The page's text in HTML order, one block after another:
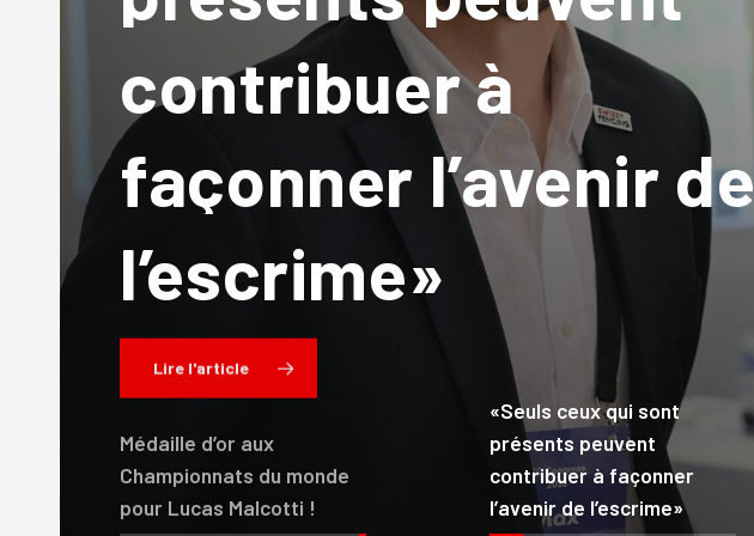
Championnats du
mondepourLucas
Malcotti!
contribuerà
façonner l’avenir de
l’escrime»
Lire l'article
suisses2026:
l’escrime dehaut
niveauàl’honneur
Zoug
suissed’épéeécrit
l’histoire
Médaille d’or aux
Championnats du monde
pour Lucas Malcotti !
«Seuls ceux qui sont
présents peuvent
contribuer à façonner
l’avenir de l’escrime»